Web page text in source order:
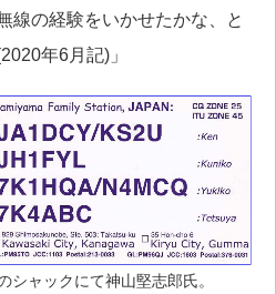
線の経験をいかせたかな、と
年6月記)」
ャックにて神山堅志郎氏。